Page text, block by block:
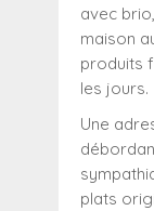
avec
maison
produits
les jours.
Une
plats